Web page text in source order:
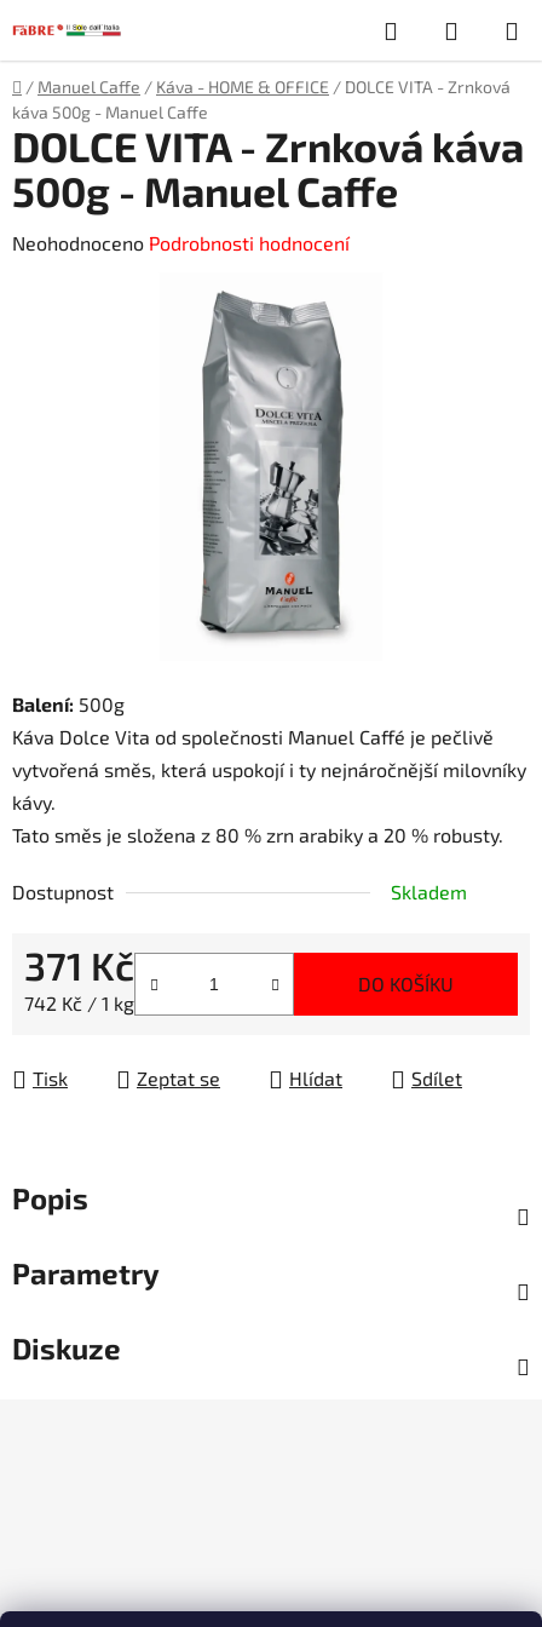
na
obsah
Hledat
KOŠÍK
Domů
/ Manuel Caffe / Káva - HOME & OFFICE / DOLCE VITA - Zrnková
káva 500g - Manuel Caffe
Balení: 500g
Káva Dolce Vita od společnosti Manuel Caffé je pečlivě
vytvořená směs, která uspokojí i ty nejnáročnější milovníky
kávy.
Tato směs je složena z 80 % zrn arabiky a 20 % robusty.
Dostupnost Skladem
371 Kč
Měrná cena:
742 Kč / 1 kg
DO KOŠÍKU
Tisk Zeptat se Hlídat Sdílet
DOLCE VITA - Zrnková káva
500g - Manuel Caffe
Průměrné
Neohodnoceno Podrobnosti hodnocení
Popis
Parametry
Diskuze